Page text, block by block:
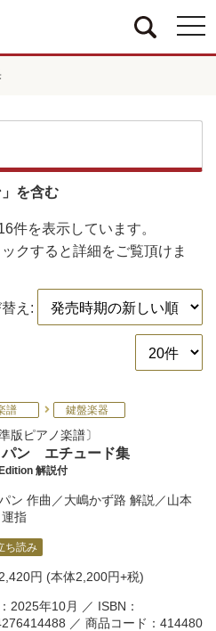
を含む
件を表示しています。
クすると詳細をご覧頂けま
え:
譜 鍵盤楽器
版ピアノ楽譜
パン エチュード集
解説付
ン 作曲／大嶋かず路 解説／山本
運指
ち読み
2,420円 (本体2,200円+税)
2025年10月 ／ ISBN：
／ 商品コード：414480